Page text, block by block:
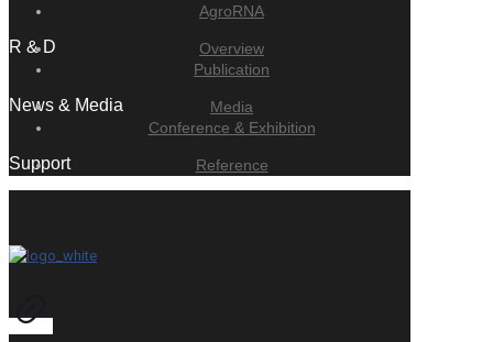
AgroRNA
R & D
Overview
Publication
News & Media
Media
Conference & Exhibition
Support Reference